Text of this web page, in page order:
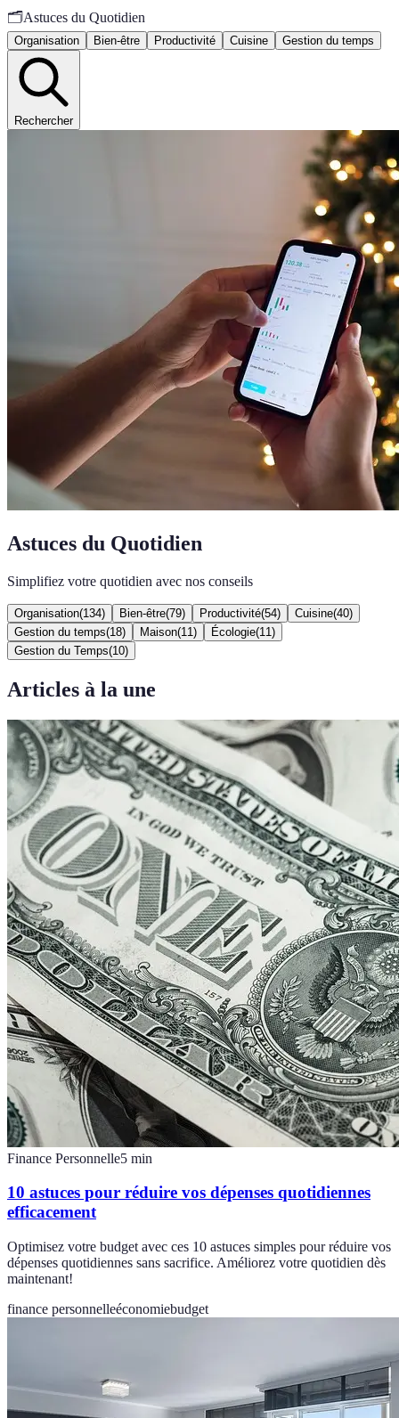
🗂️Astuces du Quotidien
Organisation Bien-être Productivité Cuisine Gestion du temps
Rechercher
Astuces du Quotidien
Simplifiez votre quotidien avec nos conseils
Organisation(134) Bien-être(79) Productivité(54) Cuisine(40)
Gestion du temps(18) Maison(11 ) Écologie(11 )
Gestion du Temps(10)
Articles à la une
Finance Personnelle5 min
10 astuces pour réduire vos dépenses quotidiennes
efficacement
Optimisez votre budget avec ces 10 astuces simples pour réduire vos
dépenses quotidiennes sans sacrifice. Améliorez votre quotidien dès
maintenant!
finance personnelleéconomiebudget